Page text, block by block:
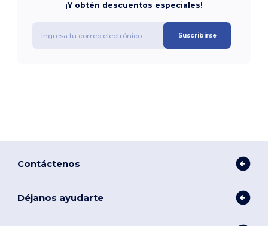
¡Y obtén descuentos especiales!
Suscribirse
Contáctenos
Déjanos ayudarte